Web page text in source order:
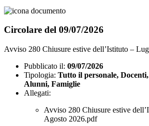
Circolare del 09/07/2026
Avviso 280 Chiusure estive dell’Istituto –
Pubblicato il: 09/07/2026
Tipologia: Tutto il personale,
Alunni, Famiglie
Allegati:
Avviso 280 Chiusure estive
Agosto 2026.pdf